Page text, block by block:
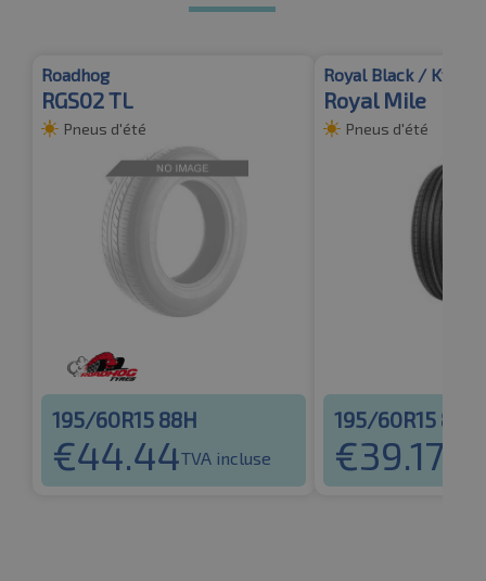
Roadhog
RGS02 TL
Pneus d'été
195/60R15 88H
€44.44TVA incluse
Royal Black / Kyoto
Royal Mile
Pneus d'été
195/60R15 88V
€39.17